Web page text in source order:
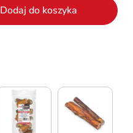
Dodaj do koszyka